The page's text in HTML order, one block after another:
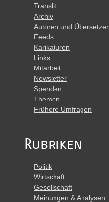
Translit
Archiv
Autoren und Übersetzer
Feeds
Karikaturen
Links
Mitarbeit
Newsletter
Spenden
Themen
Frühere Umfragen
Rubriken
Politik
Wirtschaft
Gesellschaft
Meinungen & Analysen